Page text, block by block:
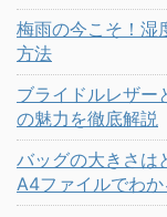
梅雨の今こそ！湿
方法
ブライドルレザー
の魅力を徹底解説
バッグの大きさは
A4ファイルでわ